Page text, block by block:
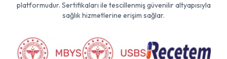
platformudur. Sertifikaları ile tescillenmiş güvenilir altyapısıyla
sağlık hizmetlerine erişim sağlar.